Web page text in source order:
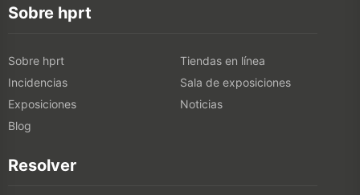
Sobre hprt
Sobre hprt
Tiendas en línea
Incidencias
Sala de exposiciones
Exposiciones
Noticias
Blog
Resolver